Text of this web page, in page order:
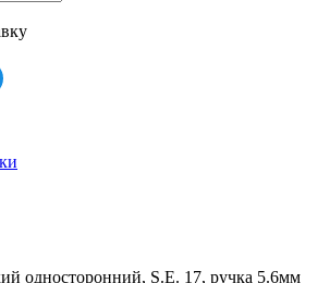
односторонний, S.E. 17, ручка 5.6мм